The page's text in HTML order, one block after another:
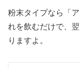
粉末タイプなら「
れを飲むだけで、
りますよ。